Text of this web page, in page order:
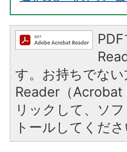
す。お持ちでな
Reader（
リックして、ソ
トールしてくださ